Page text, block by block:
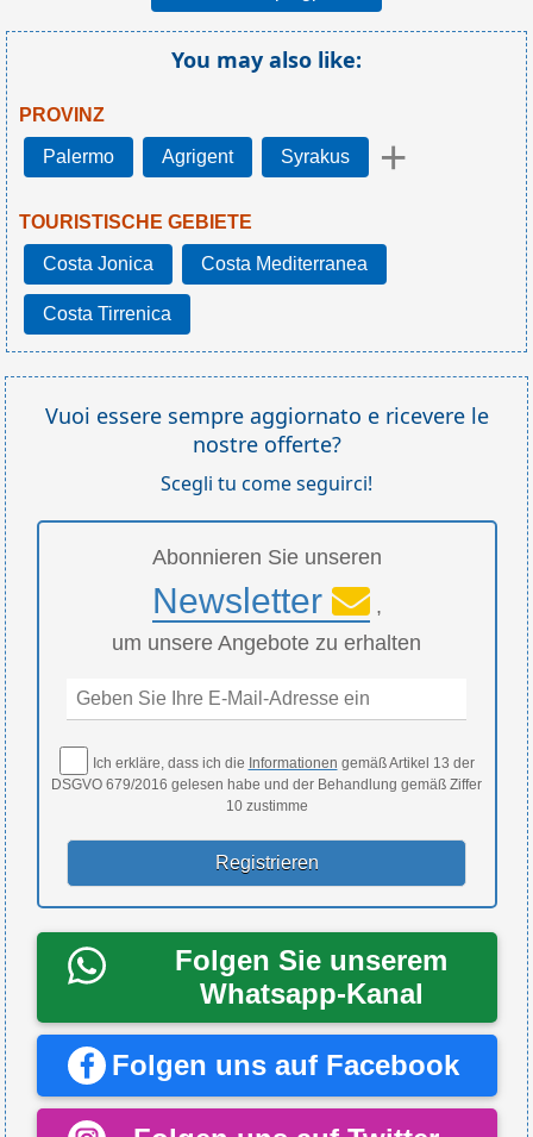
You may also like:
PROVINZ
Palermo Agrigent Syrakus +
TOURISTISCHE GEBIETE
Costa Jonica Costa Mediterranea
Costa Tirrenica
Vuoi essere sempre aggiornato e ricevere le
nostre offerte?
Scegli tu come seguirci!
Abonnieren Sie unseren
Newsletter
,
um unsere Angebote zu erhalten
Ich erkläre, dass ich die Informationen gemäß Artikel 13 der
DSGVO 679/2016 gelesen habe und der Behandlung gemäß Ziffer
10 zustimme
Folgen Sie unserem
Whatsapp-Kanal
Folgen uns auf Facebook